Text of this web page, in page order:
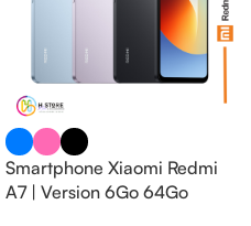
Smartphone Xiaomi Redmi
A7 | Version 6Go 64Go